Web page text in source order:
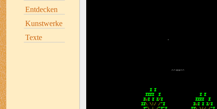
Entdecken
Kunstwerke
Texte